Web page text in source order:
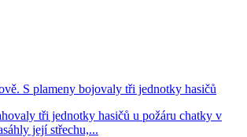
S plameny bojovaly tři jednotky hasičů
tři jednotky hasičů u požáru chatky v
její střechu,...